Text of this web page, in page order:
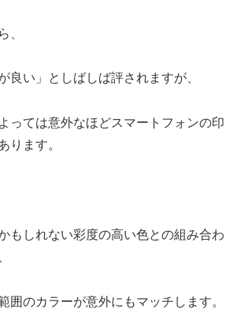
、
良い」としばしば評されますが、
っては意外なほどスマートフォンの印
ります。
もしれない彩度の高い色との組み合わ
囲のカラーが意外にもマッチします。